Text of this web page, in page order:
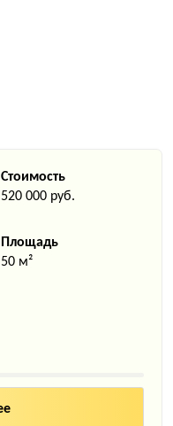
Стоимость
520 000 руб.
Площадь
50 м²